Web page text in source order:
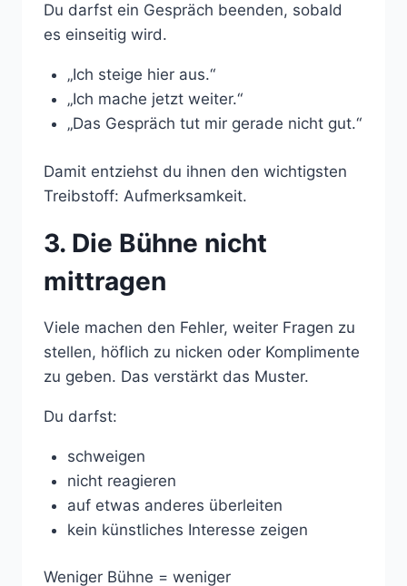
Du darfst ein Gespräch beenden, sobald
es einseitig wird.
„Ich steige hier aus.“
„Ich mache jetzt weiter.“
„Das Gespräch tut mir gerade nicht gut.“
Damit entziehst du ihnen den wichtigsten
Treibstoff: Aufmerksamkeit.
3. Die Bühne nicht
mittragen
Viele machen den Fehler, weiter Fragen zu
stellen, höflich zu nicken oder Komplimente
zu geben. Das verstärkt das Muster.
Du darfst:
schweigen
nicht reagieren
auf etwas anderes überleiten
kein künstliches Interesse zeigen
Weniger Bühne = weniger